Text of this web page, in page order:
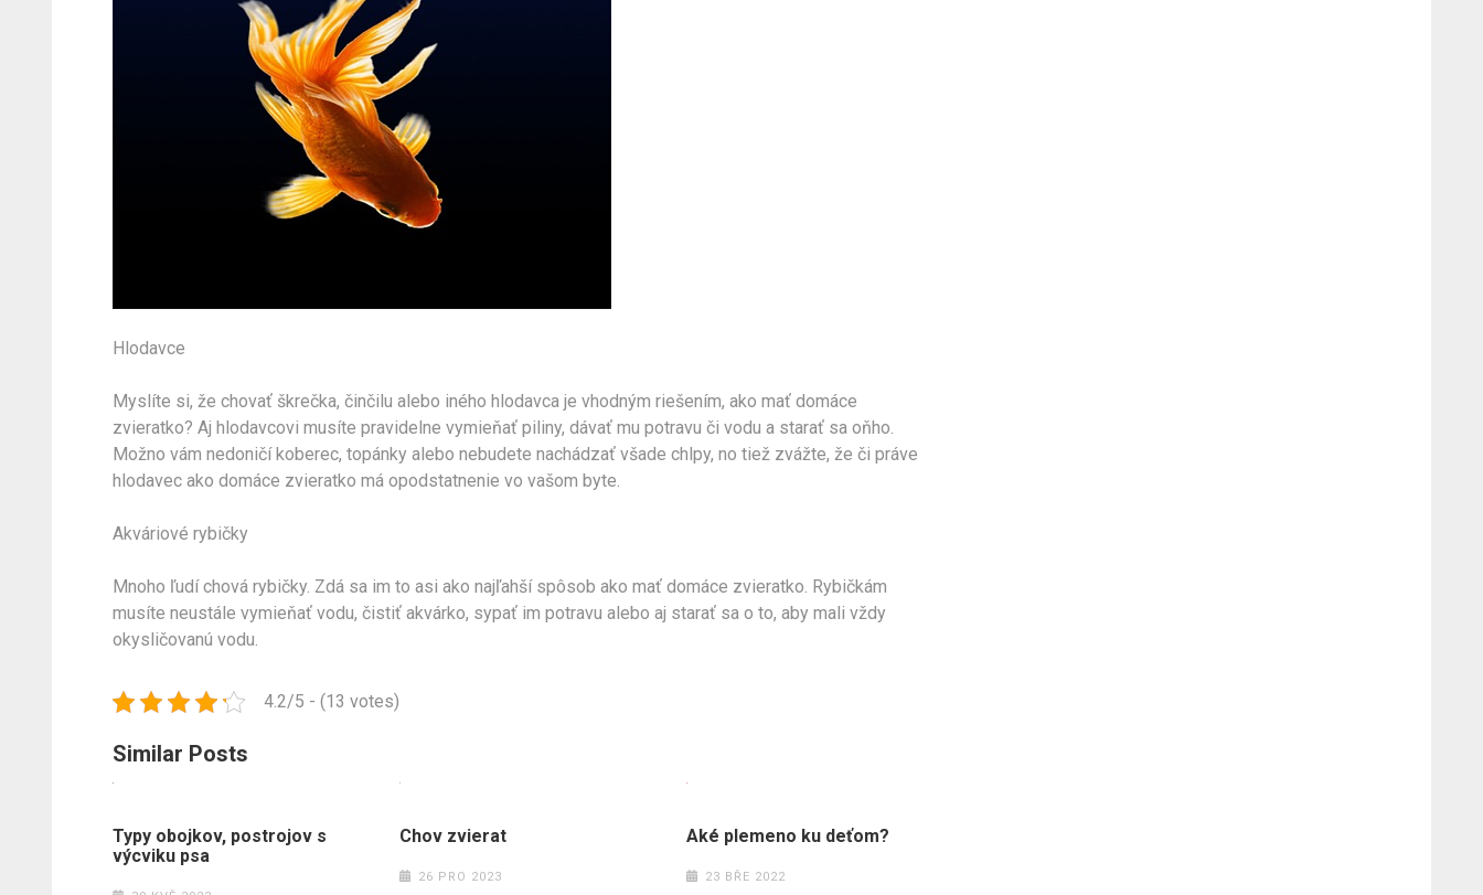
Hlodavce
Myslíte si, že chovať škrečka, činčilu alebo iného hlodavca je vhodným riešením, ako mať domáce
zvieratko? Aj hlodavcovi musíte pravidelne vymieňať piliny, dávať mu potravu či vodu a starať sa oňho.
Možno vám nedoničí koberec, topánky alebo nebudete nachádzať všade chlpy, no tiež zvážte, že či práve
hlodavec ako domáce zvieratko má opodstatnenie vo vašom byte.
Akváriové rybičky
Mnoho ľudí chová rybičky. Zdá sa im to asi ako najľahší spôsob ako mať domáce zvieratko. Rybičkám
musíte neustále vymieňať vodu, čistiť akvárko, sypať im potravu alebo aj starať sa o to, aby mali vždy
okysličovanú vodu.
4.2/5 - (13 votes)
Similar Posts
Typy obojkov, postrojov s
výcviku psa
Chov zvierat
26 PRO 2023
Aké plemeno ku deťom?
23 BŘE 2022